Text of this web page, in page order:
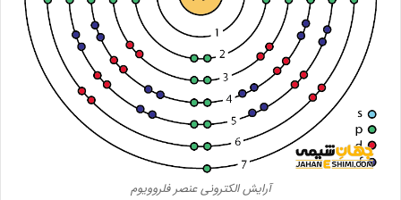
آرایش الکترونی عنصر فلروویوم